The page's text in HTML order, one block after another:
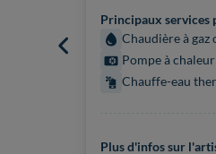
Principaux services
Chaudière à gaz
Pompe à
Chauffe-eau
Plus d'infos sur